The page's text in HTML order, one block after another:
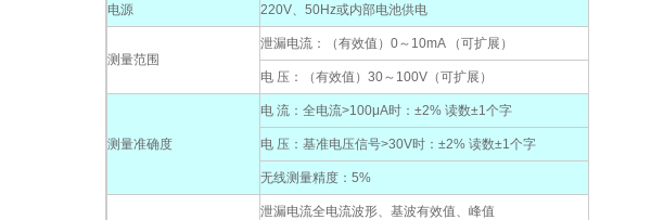
电源 220V、50Hz或内部电池供电
测量范围
泄漏电流：（有效值）0～10mA （可扩展）
电 压：（有效值）30～100V（可扩展）
测量准确度
电 流：全电流>100μA时：±2% 读数±1个字
电 压：基准电压信号>30V时：±2% 读数±1个字
无线测量精度：5%
泄漏电流全电流波形、基波有效值、峰值